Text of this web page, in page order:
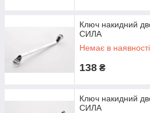
Ключ накидний
СИЛА
Немає в наявності
138 ₴
Ключ накидний
СИЛА